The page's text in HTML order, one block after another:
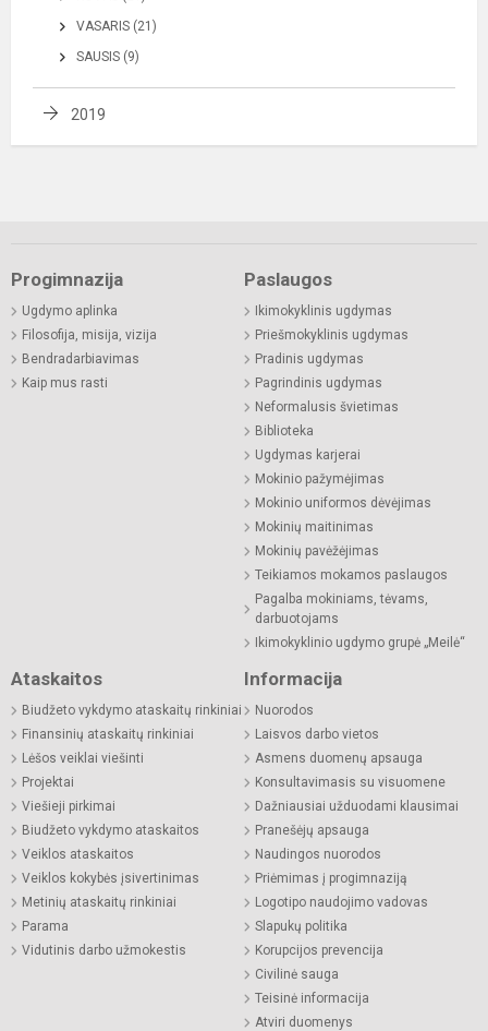
VASARIS (21)
SAUSIS (9)
2019
Progimnazija
Ugdymo aplinka
Filosofija, misija, vizija
Bendradarbiavimas
Kaip mus rasti
Paslaugos
Ikimokyklinis ugdymas
Priešmokyklinis ugdymas
Pradinis ugdymas
Pagrindinis ugdymas
Neformalusis švietimas
Biblioteka
Ugdymas karjerai
Mokinio pažymėjimas
Mokinio uniformos dėvėjimas
Mokinių maitinimas
Mokinių pavėžėjimas
Teikiamos mokamos paslaugos
Pagalba mokiniams, tėvams,
darbuotojams
Ikimokyklinio ugdymo grupė „Meilė“
Ataskaitos
Biudžeto vykdymo ataskaitų rinkiniai
Finansinių ataskaitų rinkiniai
Lėšos veiklai viešinti
Projektai
Viešieji pirkimai
Biudžeto vykdymo ataskaitos
Veiklos ataskaitos
Veiklos kokybės įsivertinimas
Metinių ataskaitų rinkiniai
Parama
Vidutinis darbo užmokestis
Informacija
Nuorodos
Laisvos darbo vietos
Asmens duomenų apsauga
Konsultavimasis su visuomene
Dažniausiai užduodami klausimai
Pranešėjų apsauga
Naudingos nuorodos
Priėmimas į progimnaziją
Logotipo naudojimo vadovas
Slapukų politika
Korupcijos prevencija
Civilinė sauga
Teisinė informacija
Atviri duomenys